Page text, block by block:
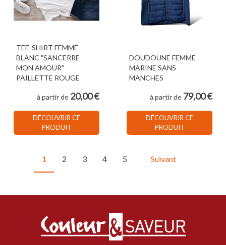
TEE-SHIRT FEMME
BLANC "SANCERRE
MON AMOUR"
PAILLETTE ROUGE
à partir de 20,00 €
DÉCOUVRIR CE
PRODUIT
DOUDOUNE FEMME
MARINE SANS
MANCHES
à partir de 79,00 €
DÉCOUVRIR CE
PRODUIT
1 2 3 4 5 Suivant